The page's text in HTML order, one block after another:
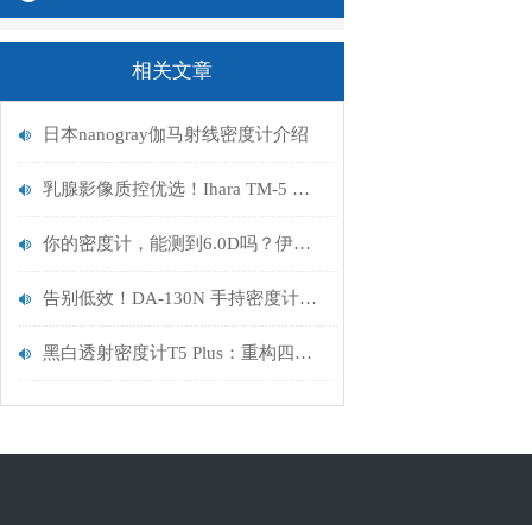
相关文章
日本nanogray伽马射线密度计介绍
乳腺影像质控优选！Ihara TM-5 黑白透射密度计守护诊断精度
你的密度计，能测到6.0D吗？伊原T5 Plus，为高密度材料而来
告别低效！DA-130N 手持密度计，石油 / 食品 / 制药等行业的质检好帮手
黑白透射密度计T5 Plus：重构四大行业质量检测标准的精密光学方案